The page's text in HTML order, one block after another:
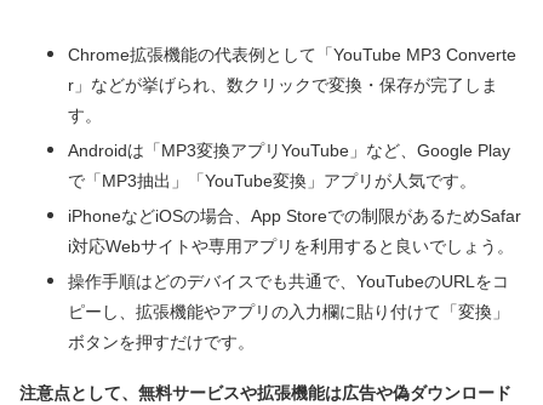
Chrome拡張機能の代表例として「YouTube MP3 Converte
r」などが挙げられ、数クリックで変換・保存が完了しま
す。
Androidは「MP3変換アプリYouTube」など、Google Play
で「MP3抽出」「YouTube変換」アプリが人気です。
iPhoneなどiOSの場合、App Storeでの制限があるためSafar
i対応Webサイトや専用アプリを利用すると良いでしょう。
操作手順はどのデバイスでも共通で、YouTubeのURLをコ
ピーし、拡張機能やアプリの入力欄に貼り付けて「変換」
ボタンを押すだけです。
注意点として、無料サービスや拡張機能は広告や偽ダウンロード